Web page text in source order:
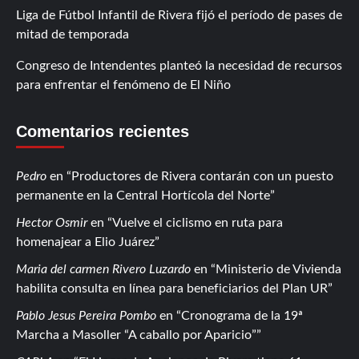
Liga de Fútbol Infantil de Rivera fijó el período de pases de
mitad de temporada
Congreso de Intendentes planteó la necesidad de recursos
para enfrentar el fenómeno de El Niño
Comentarios recientes
Pedro en
Productores de Rivera contarán con un puesto
permanente en la Central Hortícola del Norte
Hector Osmiren
Vuelve el ciclismo en ruta para
homenajear a Elio Juárez
Maria del carmen Rivero Luzardo en
Ministerio de Vivienda
habilita consulta en línea para beneficiarios del Plan UR
Pablo Jesus Pereira Pombo en
Cronograma de la 19ª
Marcha a Masoller “A caballo por Aparicio”